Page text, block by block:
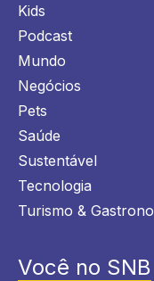
Kids
Podcast
Mundo
Negócios
Pets
Saúde
Sustentável
Tecnologia
Turismo &
Você no SNB